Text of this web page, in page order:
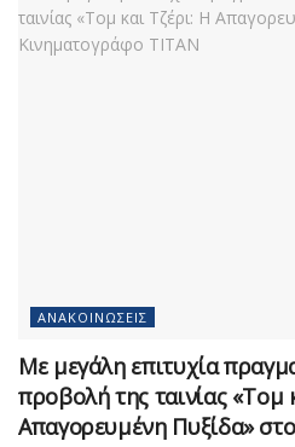
ΑΝΑΚΟΙΝΏΣΕΙΣ
Με μεγάλη επιτυχία
προβολή της ταινίας «Τομ
Απαγορευμένη Πυξίδα»